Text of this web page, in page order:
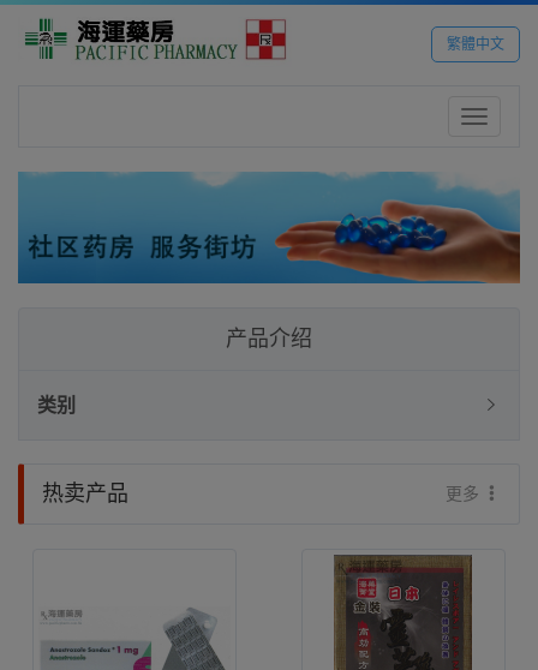
繁體中文
Toggle
产品介绍
类别
热卖产品 更多